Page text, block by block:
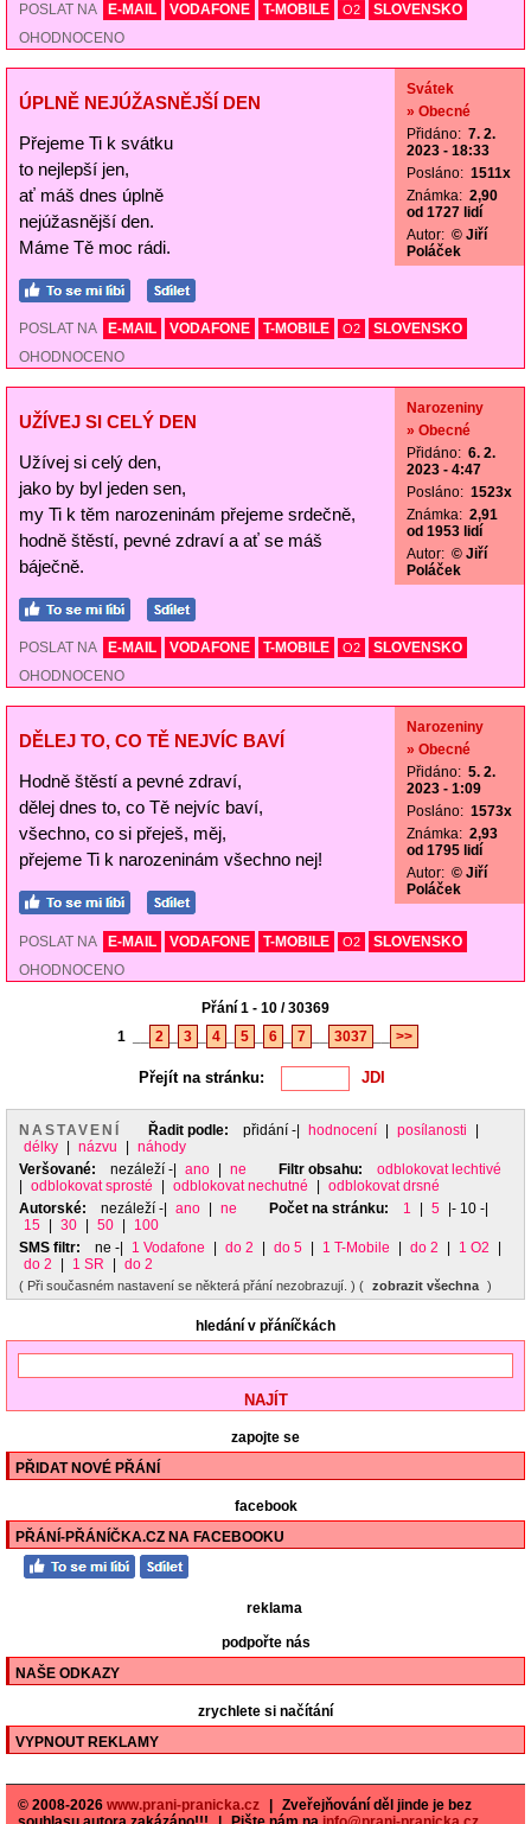
POSLAT NA E-MAIL VODAFONE T-MOBILE O2
SLOVENSKO
OHODNOCENO
ÚPLNĚ NEJÚŽASNĚJŠÍ DEN
Přejeme Ti k svátku
to nejlepší jen,
ať máš dnes úplně
nejúžasnější den.
Máme Tě moc rádi.
Svátek
» Obecné
Přidáno: 7. 2.
2023 - 18:33
Posláno: 1511x
Známka: 2,90
od 1727 lidí
Autor: © Jiří
Poláček
POSLAT NA E-MAIL VODAFONE T-MOBILE O2
SLOVENSKO
OHODNOCENO
UŽÍVEJ SI CELÝ DEN
Užívej si celý den,
jako by byl jeden sen,
my Ti k těm narozeninám přejeme srdečně,
hodně štěstí, pevné zdraví a ať se máš
báječně.
Narozeniny
» Obecné
Přidáno: 6. 2.
2023 - 4:47
Posláno: 1523x
Známka: 2,91
od 1953 lidí
Autor: © Jiří
Poláček
POSLAT NA E-MAIL VODAFONE T-MOBILE O2
SLOVENSKO
OHODNOCENO
DĚLEJ TO, CO TĚ NEJVÍC BAVÍ
Hodně štěstí a pevné zdraví,
dělej dnes to, co Tě nejvíc baví,
všechno, co si přeješ, měj,
přejeme Ti k narozeninám všechno nej!
Narozeniny
» Obecné
Přidáno: 5. 2.
2023 - 1:09
Posláno: 1573x
Známka: 2,93
od 1795 lidí
Autor: © Jiří
Poláček
POSLAT NA E-MAIL VODAFONE T-MOBILE O2
SLOVENSKO
OHODNOCENO
Přání 1 - 10 / 30369
1
2 3 4 5 6 7 3037 >>
Přejít na stránku:
NASTAVENÍ Řadit podle: přidání -| hodnocení posílanosti
délky
názvu
náhody
Veršované:
nezáleží -| ano ne Filtr obsahu:
odblokovat lechtivé
odblokovat sprosté odblokovat nechutné
odblokovat drsné
Autorské:
nezáleží -| ano ne Počet na stránku: 1 5
|- 10 -|
15
30 50
100
SMS filtr:
ne -| 1 Vodafone do 2 do 5 1 T-Mobile do 2 1 O2
do 2
1 SR do 2
( Při současném nastavení se některá přání nezobrazují. ) ( zobrazit všechna )
hledání v přáníčkách
zapojte se
PŘIDAT NOVÉ PŘÁNÍ
facebook
PŘÁNÍ-PŘÁNÍČKA.CZ NA FACEBOOKU
reklama
podpořte nás
NAŠE ODKAZY
zrychlete si načítání
VYPNOUT REKLAMY
© 2008-2026 www.prani-pranicka.cz
Zveřejňování děl jinde je bez